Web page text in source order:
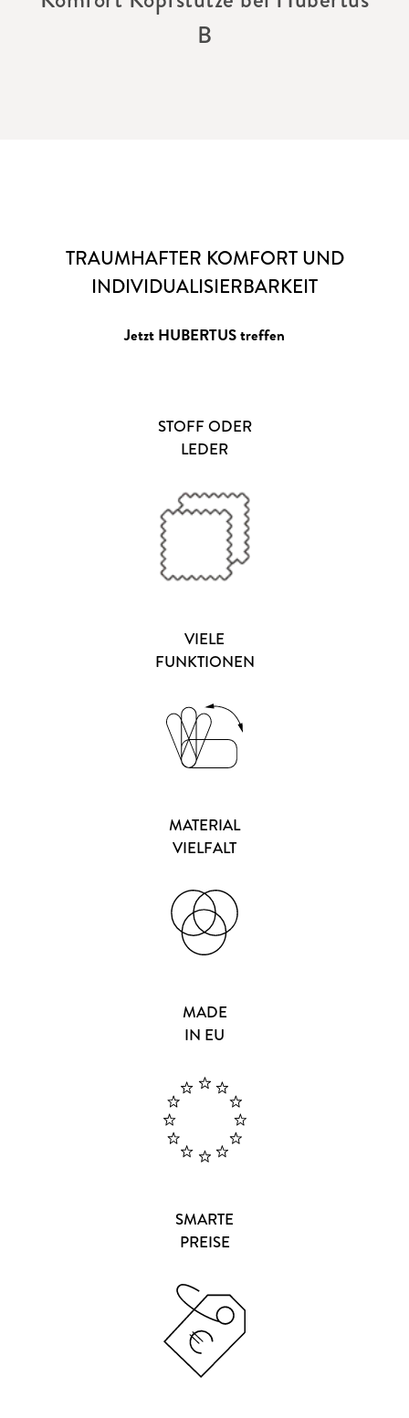
B
TRAUMHAFTER KOMFORT UND
INDIVIDUALISIERBARKEIT
Jetzt HUBERTUS treffen
STOFF ODER
LEDER
VIELE
FUNKTIONEN
MATERIAL
VIELFALT
MADE
IN EU
SMARTE
PREISE